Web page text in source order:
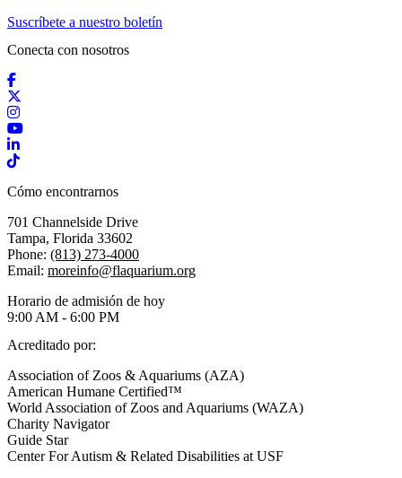
Suscríbete a nuestro boletín
Conecta con nosotros
Facebook
Instagram
YouTube
LinkedIn
TikTok
Cómo encontrarnos
701 Channelside Drive
Tampa, Florida 33602
Phone: (813) 273-4000
Email: moreinfo@flaquarium.org
Horario de admisión de hoy
9:00 AM - 6:00 PM
Acreditado por:
Association of Zoos & Aquariums (AZA)
American Humane Certified™
World Association of Zoos and Aquariums (WAZA)
Charity Navigator
Guide Star
Center For Autism & Related Disabilities at USF